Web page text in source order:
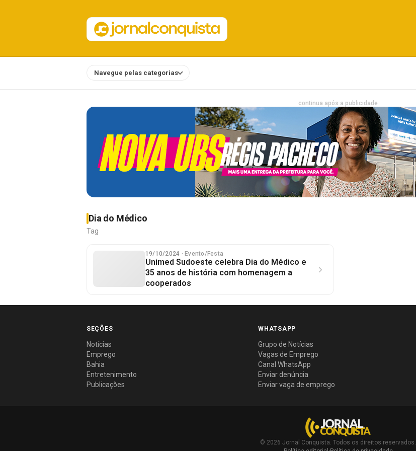
Navegue pelas categorias
continua após a publicidade
Dia do Médico
Tag
19/10/2024 · Evento/Festa
Unimed Sudoeste celebra Dia do Médico e
35 anos de história com homenagem a
cooperados
SEÇÕES
Notícias
Emprego
Bahia
Entretenimento
Publicações
WHATSAPP
Grupo de Notícias
Vagas de Emprego
Canal WhatsApp
Enviar denúncia
Enviar vaga de emprego
© 2026 Jornal Conquista. Todos os direitos reservados.